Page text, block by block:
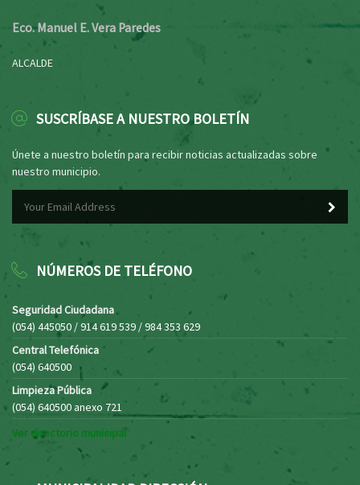
Eco. Manuel E. Vera Paredes
ALCALDE
SUSCRÍBASE A NUESTRO BOLETÍN
Únete a nuestro boletín para recibir noticias actualizadas sobre
nuestro municipio.
NÚMEROS DE TELÉFONO
Seguridad Ciudadana
(054) 445050 / 914 619 539 / 984 353 629
Central Telefónica
(054) 640500
Limpieza Pública
(054) 640500 anexo 721
Ver directorio municipal